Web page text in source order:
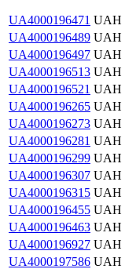
UA4000196471 UAH
UA4000196489 UAH
UA4000196497 UAH
UA4000196513 UAH
UA4000196521 UAH
UA4000196265 UAH
UA4000196273 UAH
UA4000196281 UAH
UA4000196299 UAH
UA4000196307 UAH
UA4000196315 UAH
UA4000196455 UAH
UA4000196463 UAH
UA4000196927 UAH
UA4000197586 UAH